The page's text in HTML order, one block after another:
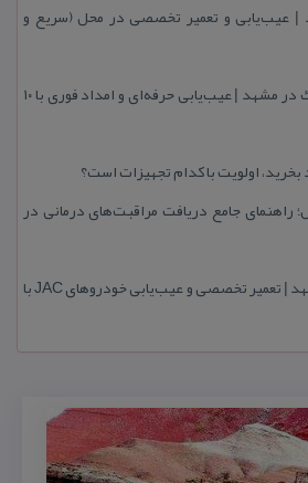
| عیب‌یابی و تعمیر تخصصی در محل (سریع و
تعمیرگاه تخصصی كوییك در مشهد | عیب‌یابی حرفه‌ای و امداد فوری با ۱۰
جامع دریافت مراقبت‌های درمانی در
امداد خودرو جك در مشهد | تعمیر تخصصی و عیب‌یابی خودروهای JAC با